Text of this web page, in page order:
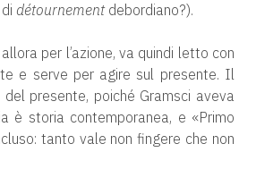
détournementdebordiano?).
per l’azione, va quindi letto con
e serve per agire sul presente. Il
presente, poiché Gramsci aveva
è storia contemporanea, e «Primo
tanto vale non fingere che non